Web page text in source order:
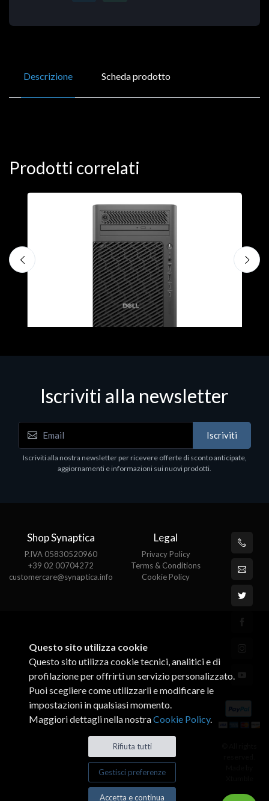
Descrizione Scheda prodotto
Prodotti correlati
CTO/Dell Pro Max Tower T2 CTO W11P
€2867.00
Iscriviti alla newsletter
Iscriviti
Iscriviti alla nostra newsletter per ricevere offerte di sconto anticipate,
aggiornamenti e informazioni sui nuovi prodotti.
Shop Synaptica
P.IVA 05830520960
+39 02 00704272
customercare@synaptica.info
Legal
Privacy Policy
Terms & Conditions
Cookie Policy
Questo sito utilizza cookie
Questo sito utilizza cookie tecnici, analitici e di
profilazione per offrirti un servizio personalizzato.
Puoi scegliere come utilizzarli e modificare le
impostazioni in qualsiasi momento.
Maggiori dettagli nella nostraCookie Policy.
Rifiuta tutti
Gestisci preferenze
Accetta e continua